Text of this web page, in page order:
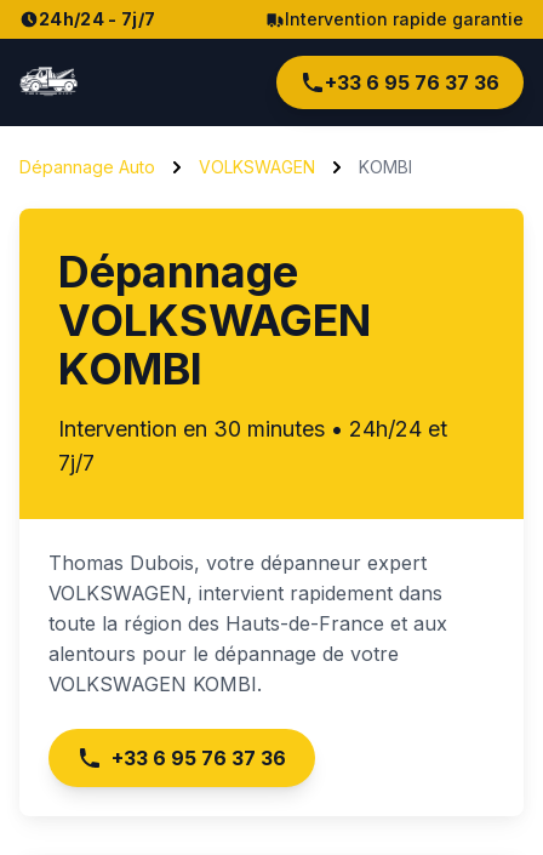
24h/24 - 7j/7 Intervention rapide garantie
+33 6 95 76 37 36
Dépannage Auto VOLKSWAGEN KOMBI
Dépannage
VOLKSWAGEN
KOMBI
Intervention en 30 minutes • 24h/24 et
7j/7
Thomas Dubois, votre dépanneur expert
VOLKSWAGEN, intervient rapidement dans
toute la région des Hauts-de-France et aux
alentours pour le dépannage de votre
VOLKSWAGEN KOMBI.
+33 6 95 76 37 36